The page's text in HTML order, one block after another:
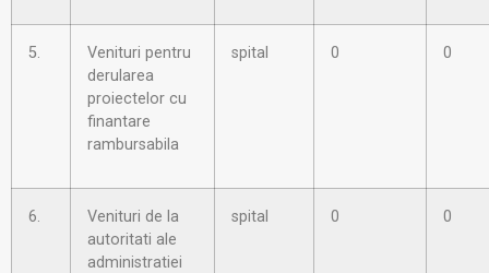
5.
Venituri pentru
derularea
proiectelor cu
finantare
rambursabila
spital 0 0
6.
Venituri de la
autoritati ale
administratiei
spital 0 0